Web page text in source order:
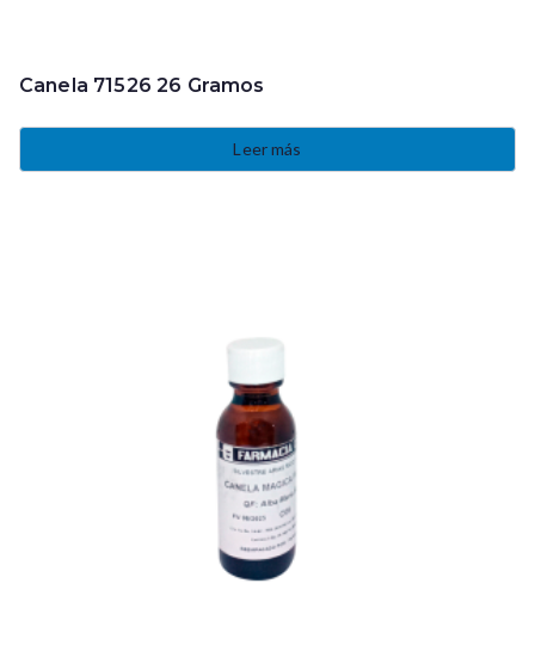
Canela 71526 26 Gramos
Leer más